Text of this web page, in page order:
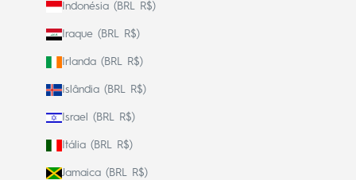
Indonésia (BRL R$)
Iraque (BRL R$)
Irlanda (BRL R$)
Islândia (BRL R$)
Israel (BRL R$)
Itália (BRL R$)
Jamaica (BRL R$)